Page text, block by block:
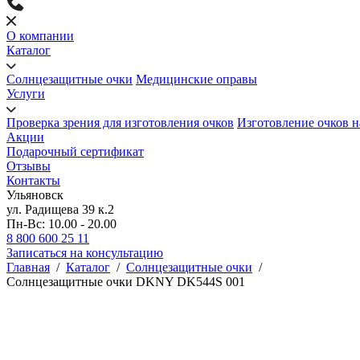
О компании
Каталог
Солнцезащитные очки Медицинские оправы
Услуги
Проверка зрения для изготовления очков Изготовление очков
Акции
Подарочный сертификат
Отзывы
Контакты
Ульяновск
ул. Радищева 39 к.2
Пн-Вс: 10.00 - 20.00
8 800 600 25 11
Записаться на консультацию
Главная / Каталог / Солнцезащитные очки /
Солнцезащитные очки DKNY DK544S 001